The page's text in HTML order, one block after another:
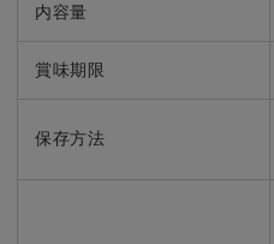
内容量
賞味期限
保存方法